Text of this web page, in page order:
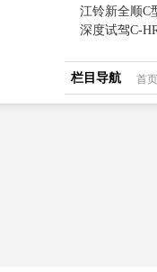
江铃新全顺C
深度试驾C-
栏目导航 首页